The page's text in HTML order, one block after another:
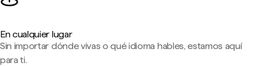
En cualquier lugar
Sin importar dónde vivas o qué idioma hables, estamos aquí
para ti.